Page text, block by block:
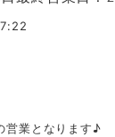
営業となります♪